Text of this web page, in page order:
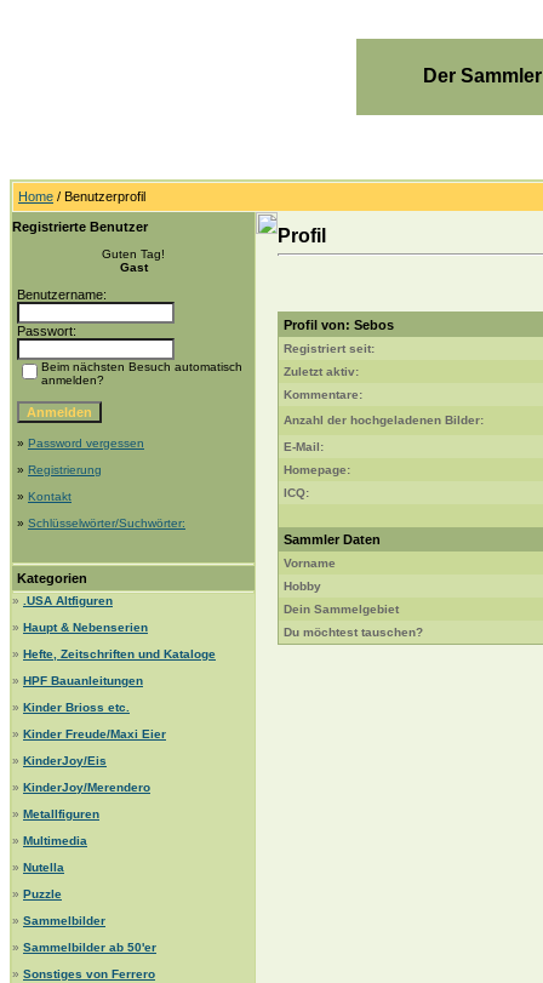
Der
Home / Benutzerprofil
Registrierte Benutzer
Guten Tag!
Gast
Benutzername:
Passwort:
Beim nächsten Besuch automatisch
anmelden?
» Password vergessen
» Registrierung
» Kontakt
» Schlüsselwörter/Suchwörter:
Kategorien
»
.USA Altfiguren
» Haupt & Nebenserien
» Hefte, Zeitschriften und Kataloge
» HPF Bauanleitungen
» Kinder Brioss etc.
» Kinder Freude/Maxi Eier
» KinderJoy/Eis
» KinderJoy/Merendero
» Metallfiguren
» Multimedia
» Nutella
» Puzzle
» Sammelbilder
» Sammelbilder ab 50'er
» Sonstiges von Ferrero
Profil
Profil von: Sebos
Registriert seit:
Zuletzt aktiv:
Kommentare:
Anzahl der hochgeladenen Bilder:
E-Mail:
Homepage:
ICQ:
Sammler Daten
Vorname
Hobby
Dein Sammelgebiet
Du möchtest tauschen?